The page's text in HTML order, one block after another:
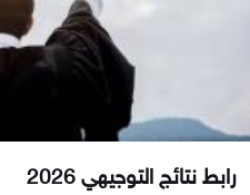
رابط نتائج التوجيهي 2026